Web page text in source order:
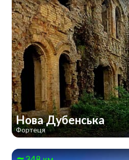
Нова Дубенська
Фортеця